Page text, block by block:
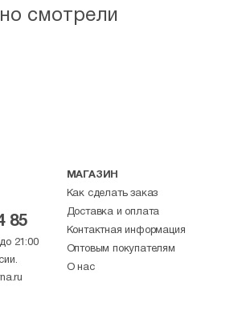
смотрели
85
21:00
МАГАЗИН
Как сделать заказ
Доставка и оплата
Контактная информация
Оптовым покупателям
О нас